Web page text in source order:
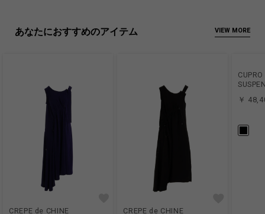
あなたにおすすめのアイテム VIEW MORE
CREPE de CHINE
CREPE de CHINE
￥